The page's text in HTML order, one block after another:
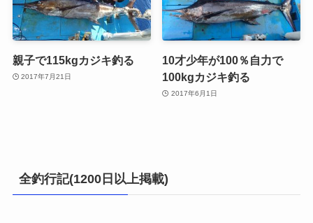
親子で115kgカジキ釣る
2017年7月21日
10才少年が100％自力で
100kgカジキ釣る
2017年6月1日
全釣行記(1200日以上掲載)